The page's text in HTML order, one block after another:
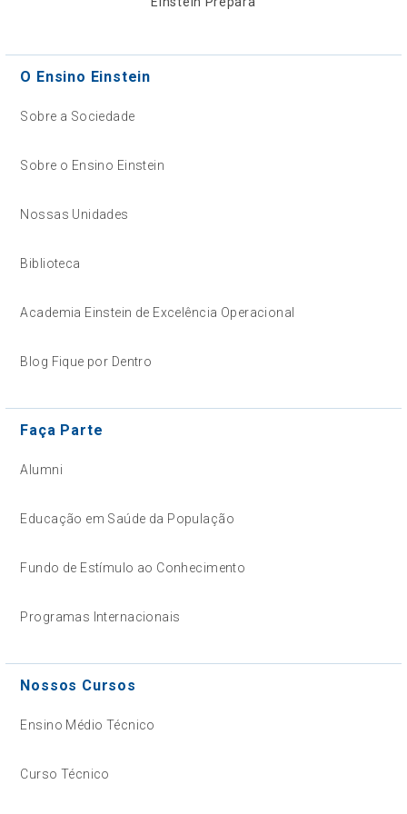
O Ensino Einstein
Sobre a Sociedade
Sobre o Ensino Einstein
Nossas Unidades
Biblioteca
Academia Einstein de Excelência Operacional
Blog Fique por Dentro
Faça Parte
Alumni
Educação em Saúde da População
Fundo de Estímulo ao Conhecimento
Programas Internacionais
Nossos Cursos
Ensino Médio Técnico
Curso Técnico